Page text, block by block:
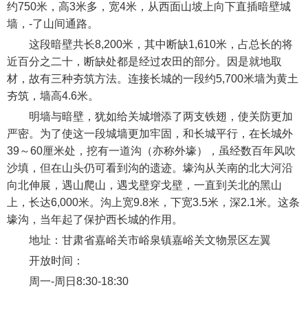
约750米，高3米多，宽4米，从西面山坡上向下直插暗壁城
墙，-了山间通路。
这段暗壁共长8,200米，其中断缺1,610米，占总长的将
近百分之二十，断缺处都是经过农田的部分。因是就地取
材，故有三种夯筑方法。连接长城的一段约5,700米墙为黄土
夯筑，墙高4.6米。
明墙与暗壁，犹如给关城增添了两支铁翅，使关防更加
严密。为了使这一段城墙更加牢固，和长城平行，在长城外
39～60厘米处，挖有一道沟（亦称外壕），虽经数百年风吹
沙填，但在山头仍可看到沟的遗迹。壕沟从关南的北大河沿
向北伸展，遇山爬山，遇戈壁穿戈壁，一直到关北的黑山
上，长达6,000米。沟上宽9.8米，下宽3.5米，深2.1米。这条
壕沟，当年起了保护西长城的作用。
地址：甘肃省嘉峪关市峪泉镇嘉峪关文物景区左翼
开放时间：
周一-周日8:30-18:30